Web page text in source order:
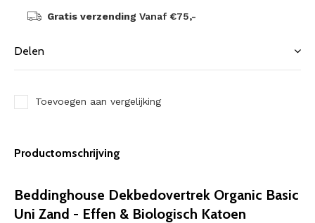
Gratis verzending Vanaf €75,-
Delen
Toevoegen aan vergelijking
Productomschrijving
Beddinghouse Dekbedovertrek Organic Basic
Uni Zand - Effen & Biologisch Katoen